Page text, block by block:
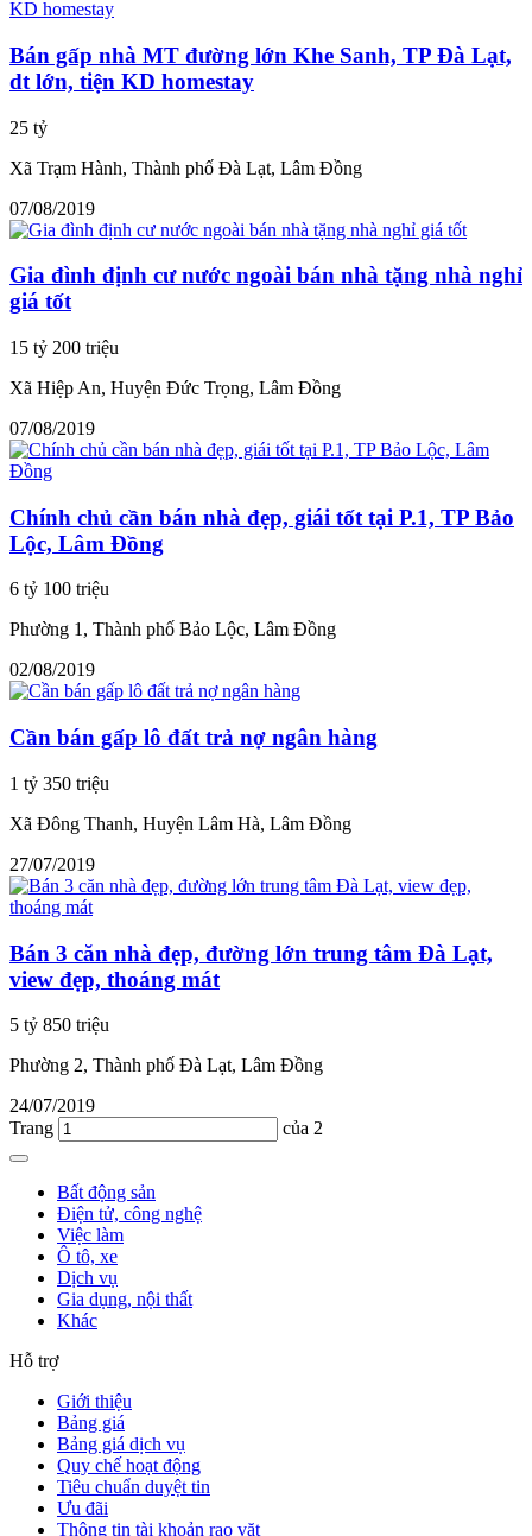
Bán gấp nhà MT đường lớn Khe Sanh, TP Đà Lạt,
dt lớn, tiện KD homestay
25 tỷ
Xã Trạm Hành, Thành phố Đà Lạt, Lâm Đồng
07/08/2019
Gia đình định cư nước ngoài bán nhà tặng nhà nghỉ
giá tốt
15 tỷ 200 triệu
Xã Hiệp An, Huyện Đức Trọng, Lâm Đồng
07/08/2019
Chính chủ cần bán nhà đẹp, giái tốt tại P.1, TP Bảo
Lộc, Lâm Đồng
6 tỷ 100 triệu
Phường 1, Thành phố Bảo Lộc, Lâm Đồng
02/08/2019
Cần bán gấp lô đất trả nợ ngân hàng
1 tỷ 350 triệu
Xã Đông Thanh, Huyện Lâm Hà, Lâm Đồng
27/07/2019
Bán 3 căn nhà đẹp, đường lớn trung tâm Đà Lạt,
view đẹp, thoáng mát
5 tỷ 850 triệu
Phường 2, Thành phố Đà Lạt, Lâm Đồng
24/07/2019
Trang
của 2
Bất động sản
Điện tử, công nghệ
Việc làm
Ô tô, xe
Dịch vụ
Gia dụng, nội thất
Khác
Hỗ trợ
Giới thiệu
Bảng giá
Bảng giá dịch vụ
Quy chế hoạt động
Tiêu chuẩn duyệt tin
Ưu đãi
Thông tin tài khoản rao vặt